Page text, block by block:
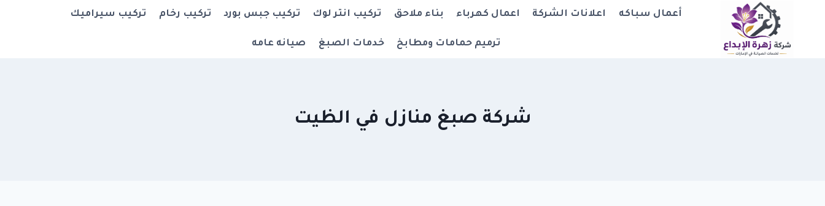
المحتوى
أعمال سباكه اعلانات الشركة اعمال كهرباء بناء ملاحق تركيب انتر لوك تركيب جبس بورد تركيب رخام تركيب سيراميك
ترميم حمامات ومطابخ خدمات الصبغ صيانه عامه
شركة صبغ منازل في الظيت